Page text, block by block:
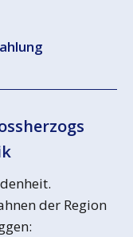
der Region